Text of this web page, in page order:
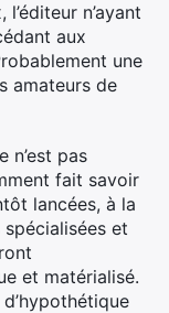
n’ayant
aux
une
amateurs de
n’est pas
fait savoir
lancées, à la
et
et matérialisé.